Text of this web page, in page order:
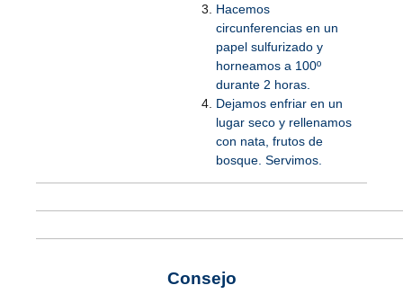
Hacemos
circunferencias en un
papel sulfurizado y
horneamos a 100º
durante 2 horas.
Dejamos enfriar en un
lugar seco y rellenamos
con nata, frutos de
bosque. Servimos.
Consejo